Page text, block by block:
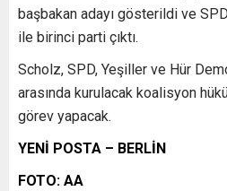
başbakan adayı gösterildi ve
ile birinci parti çıktı.
Scholz, SPD, Yeşiller ve Hür
arasında kurulacak koalisyon
görev yapacak.
YENİ POSTA – BERLİN
FOTO: AA